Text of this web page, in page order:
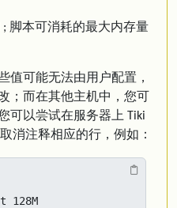
; 脚本可消耗的最大内存量
值可能无法由用户配置，
；而在其他主机中，您可
可以尝试在服务器上 Tiki
消注释相应的行，例如：
128M